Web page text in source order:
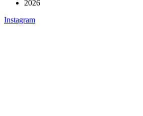
2026
Instagram